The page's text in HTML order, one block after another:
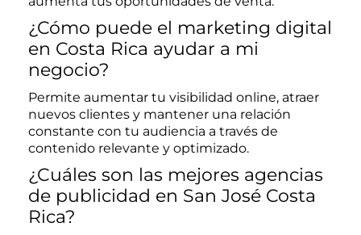
¿Cómo puede el marketing digital
en Costa Rica ayudar a mi
negocio?
Permite aumentar tu visibilidad online, atraer
nuevos clientes y mantener una relación
constante con tu audiencia a través de
contenido relevante y optimizado.
¿Cuáles son las mejores agencias
de publicidad en San José Costa
Rica?